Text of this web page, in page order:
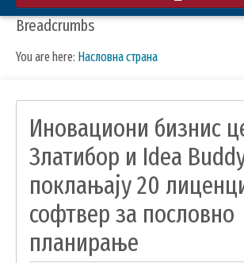
ЗЛАТИБОРСКЕ ВЕСТИ
О ОПШТИНИ
ПРИВРЕДА
КУЛТУРА
ОБРАЗОВАЊЕ
УДРУЖЕЊА И НВО
ЛОКАЛНА САМОУПРАВА
СКУПШТИНА
ПРЕДСЕДНИК
Breadcrumbs
You are here: Насловна страна
Иновациони бизнис
Златибор и Idea
поклањају 20
софтвер за пословно
планирање